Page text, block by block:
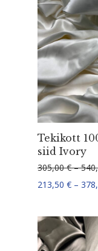
Tekikott
siid Ivory
305,00€ –
213,50 € –